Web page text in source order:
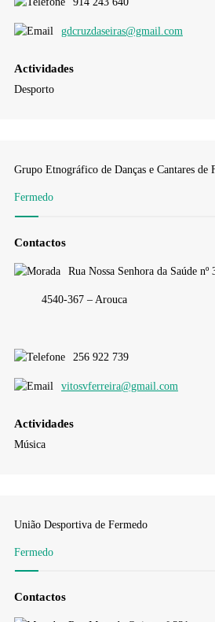
gdcruzdaseiras@gmail.com
Actividades
Desporto
Grupo Etnográfico de Danças e Cantares de
Fermedo
Contactos
Rua Nossa Senhora da Saúde nº
4540-367 – Arouca
256 922 739
vitosvferreira@gmail.com
Actividades
Música
União Desportiva de Fermedo
Fermedo
Contactos